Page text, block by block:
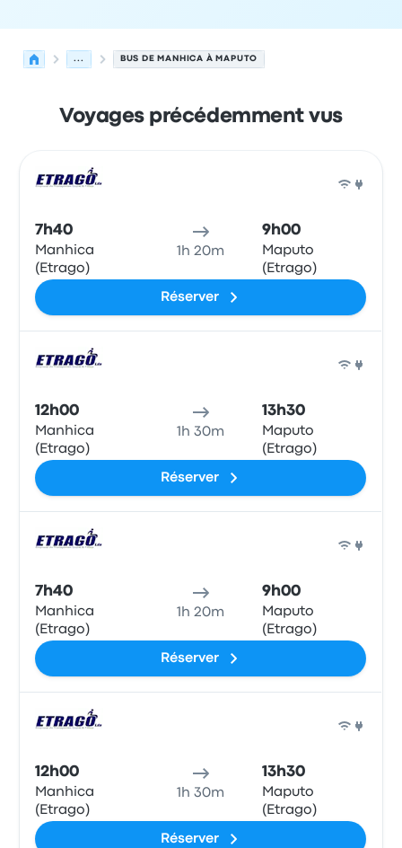
... BUS DE MANHICA À MAPUTO
Voyages précédemment vus
7h40
Manhica
(Etrago)
1h 20m
9h00
Maputo
(Etrago)
Réserver
12h00
Manhica
(Etrago)
1h 30m
13h30
Maputo
(Etrago)
Réserver
7h40
Manhica
(Etrago)
1h 20m
9h00
Maputo
(Etrago)
Réserver
12h00
Manhica
(Etrago)
1h 30m
13h30
Maputo
(Etrago)
Réserver